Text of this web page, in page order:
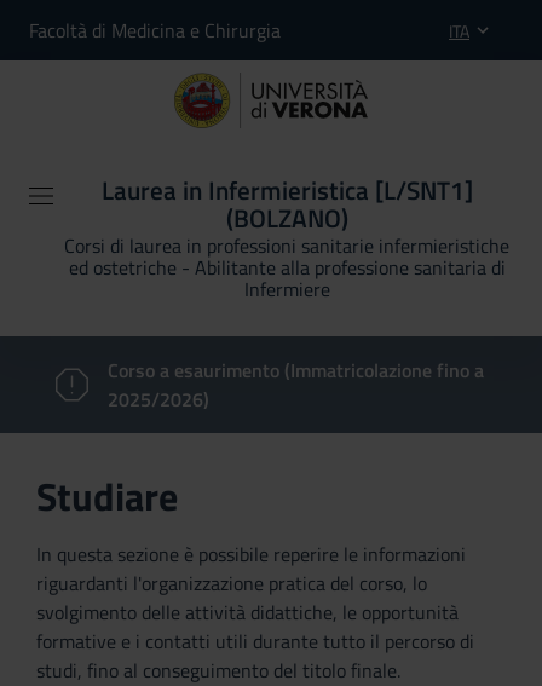
Facoltà di Medicina e Chirurgia ITA
Laurea in Infermieristica [L/SNT1]
(BOLZANO)
Corsi di laurea in professioni sanitarie infermieristiche
ed ostetriche - Abilitante alla professione sanitaria di
Infermiere
Corso a esaurimento (Immatricolazione fino a
2025/2026)
Studiare
In questa sezione è possibile reperire le informazioni
riguardanti l'organizzazione pratica del corso, lo
svolgimento delle attività didattiche, le opportunità
formative e i contatti utili durante tutto il percorso di
studi, fino al conseguimento del titolo finale.